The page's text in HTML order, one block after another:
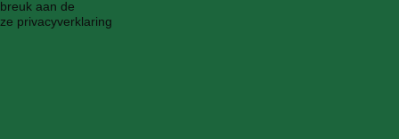
aan de
privacyverklaring